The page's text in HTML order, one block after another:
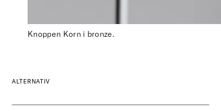
Knoppen Korn i bronze.
ALTERNATIV